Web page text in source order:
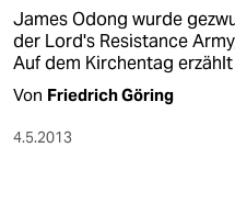
James Odong wurde
der Lord's Resistance
Auf dem Kirchentag
Von Friedrich Göring
4.5.2013